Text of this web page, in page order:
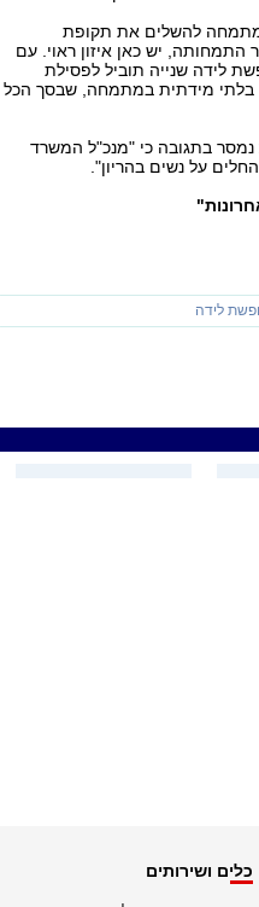
להשלים את תקופת
התמחותה, יש כאן איזון ראוי. עם
לידה שנייה תוביל לפסילת
בלתי מידתית במתמחה, שבסך הכל
בתגובה כי "מנכ"ל המשרד
על נשים בהריון".
לידה
כלים ושירותים